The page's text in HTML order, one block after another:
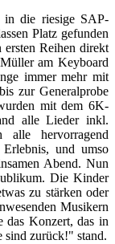
in die riesige SAP-
Platz gefunden
ersten Reihen direkt
am Keyboard
immer mehr mit
zur Generalprobe
mit dem 6K-
alle Lieder inkl.
hervorragend
und umso
Abend. Nun
Die Kinder
zu stärken oder
Musikern
das Konzert, das in
sind zurück!" stand.